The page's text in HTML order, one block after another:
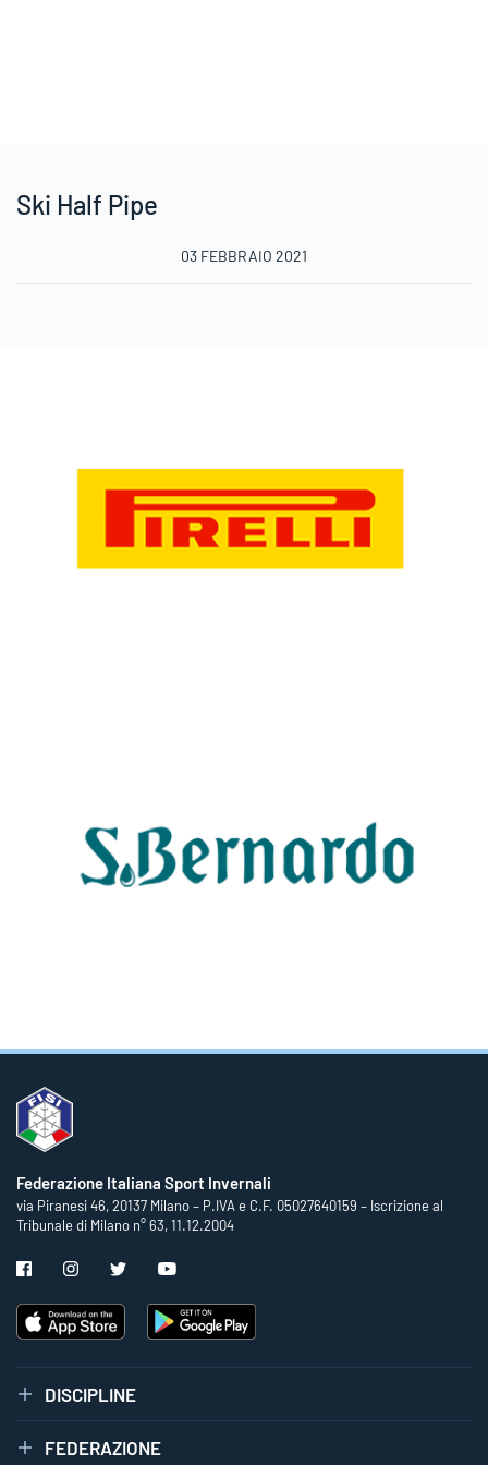
Ski Half Pipe
03 FEBBRAIO 2021
Federazione Italiana Sport Invernali
via Piranesi 46, 20137 Milano – P.IVA e C.F. 05027640159 – Iscrizione al
Tribunale di Milano n° 63, 11.12.2004
DISCIPLINE
FEDERAZIONE